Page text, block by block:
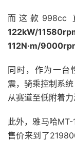
而这款998cc
122kW/
112N·m/
同时，作为一台
震，骑乘控制系
从赛道至低附着
此外，雅马哈MT-
售价来到了